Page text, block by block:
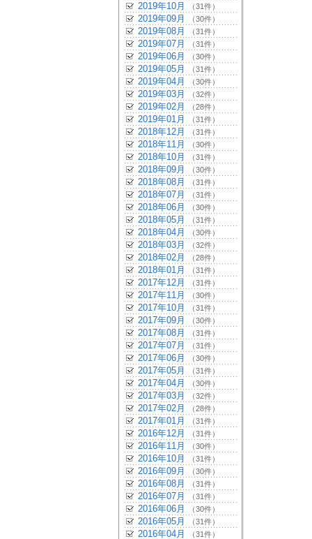
2019年10月 （31件）
2019年09月 （30件）
2019年08月 （31件）
2019年07月 （31件）
2019年06月 （30件）
2019年05月 （31件）
2019年04月 （30件）
2019年03月 （32件）
2019年02月 （28件）
2019年01月 （31件）
2018年12月 （31件）
2018年11月 （30件）
2018年10月 （31件）
2018年09月 （30件）
2018年08月 （31件）
2018年07月 （31件）
2018年06月 （30件）
2018年05月 （31件）
2018年04月 （30件）
2018年03月 （32件）
2018年02月 （28件）
2018年01月 （31件）
2017年12月 （31件）
2017年11月 （30件）
2017年10月 （31件）
2017年09月 （30件）
2017年08月 （31件）
2017年07月 （31件）
2017年06月 （30件）
2017年05月 （31件）
2017年04月 （30件）
2017年03月 （32件）
2017年02月 （28件）
2017年01月 （31件）
2016年12月 （31件）
2016年11月 （30件）
2016年10月 （31件）
2016年09月 （30件）
2016年08月 （31件）
2016年07月 （31件）
2016年06月 （30件）
2016年05月 （31件）
2016年04月 （31件）